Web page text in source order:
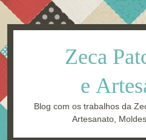
Zeca
e
Blog com os trabalhos da
Artesanato,